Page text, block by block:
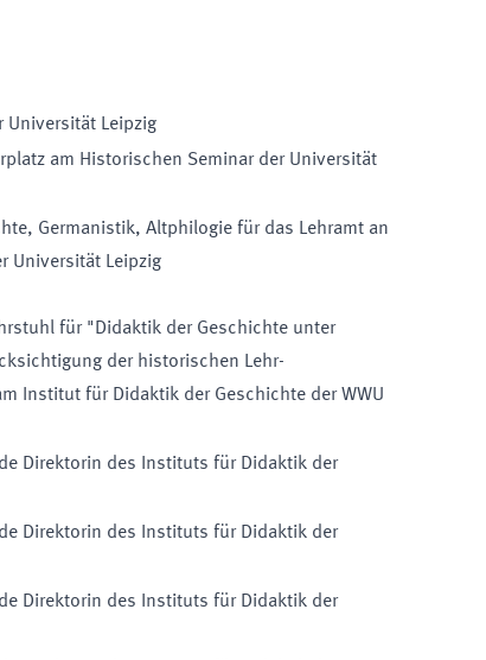
Universität Leipzig
am Historischen Seminar der Universität
Germanistik, Altphilogie für das Lehramt an
Universität Leipzig
für "Didaktik der Geschichte unter
der historischen Lehr-
Institut für Didaktik der Geschichte der WWU
Direktorin des Instituts für Didaktik der
Direktorin des Instituts für Didaktik der
Direktorin des Instituts für Didaktik der